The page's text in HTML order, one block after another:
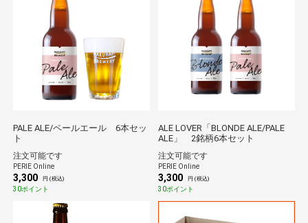
PALE ALE/ペールエール 6本セッ
ト
注文可能です
PERIE Online
3,300 円 (税込)
30ポイント
ALE LOVER「BLONDE ALE/PALE
ALE」 2銘柄6本セット
注文可能です
PERIE Online
3,300 円 (税込)
30ポイント